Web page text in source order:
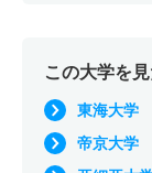
この大学を
東海大学
帝京大学